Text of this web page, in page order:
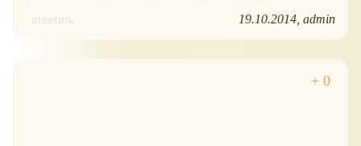
ответить 19.10.2014 admin